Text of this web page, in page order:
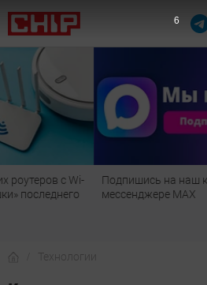
Подпишись на наш канал в
мессенджере МАХ
Технологии
5